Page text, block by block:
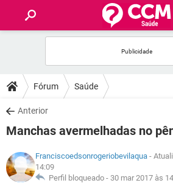
FÓRUM
SAÚDE
NUTRIÇÃO
Fórum Saúde
Anterior
Manchas avermelhadas no
Franciscoedsonrogeriobevilaqua -
14:09
Perfil bloqueado - 30 mar 2017 às